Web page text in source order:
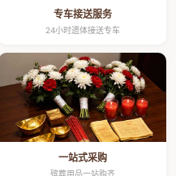
专车接送服务
24小时遗体接送专车
一站式采购
殡葬用品一站购齐